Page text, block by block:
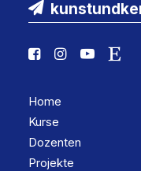
Home
Kurse
Dozenten
Projekte